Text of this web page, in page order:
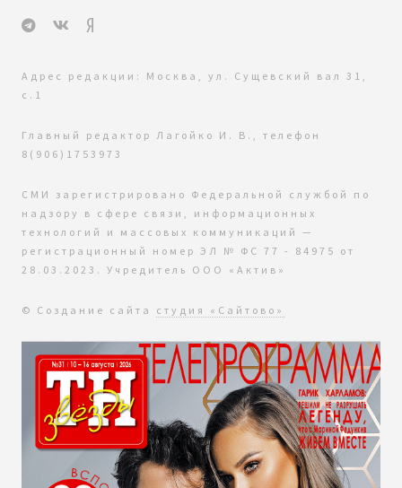
Адрес редакции: Москва, ул. Сущевский вал 31,
с.1
Главный редактор Лагойко И. В., телефон
8(906)1753973
СМИ зарегистрировано Федеральной службой по
надзору в сфере связи, информационных
технологий и массовых коммуникаций —
регистрационный номер ЭЛ № ФС 77 - 84975 от
28.03.2023. Учредитель ООО «Актив»
© Создание сайта студия «Сайтово»